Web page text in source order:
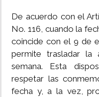
De acuerdo con el
No. 116, cuando la
coincide con el 9 de
permite trasladar la
semana. Esta
respetar las
fecha y, a la vez,